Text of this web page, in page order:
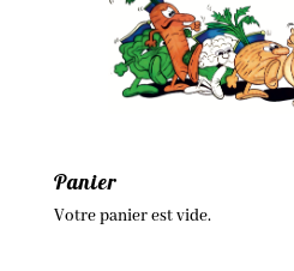
Panier
Votre panier est vide.